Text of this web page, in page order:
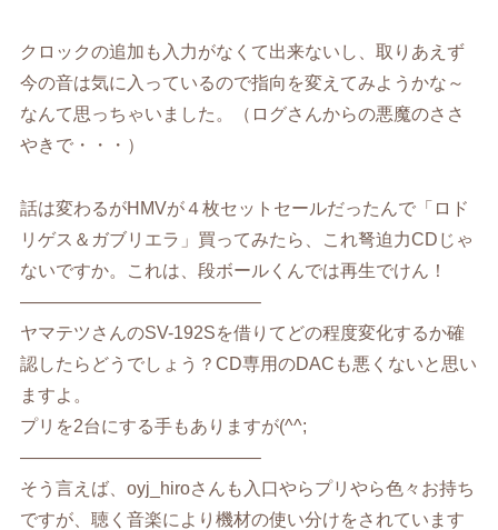
クロックの追加も入力がなくて出来ないし、取りあえず
今の音は気に入っているので指向を変えてみようかな～
なんて思っちゃいました。（ログさんからの悪魔のささ
やきで・・・）
話は変わるがHMVが４枚セットセールだったんで「ロド
リゲス＆ガブリエラ」買ってみたら、これ弩迫力CDじゃ
ないですか。これは、段ボールくんでは再生でけん！
—————————————–
ヤマテツさんのSV-192Sを借りてどの程度変化するか確
認したらどうでしょう？CD専用のDACも悪くないと思い
ますよ。
プリを2台にする手もありますが(^^;
—————————————–
そう言えば、oyj_hiroさんも入口やらプリやら色々お持ち
ですが、聴く音楽により機材の使い分けをされています